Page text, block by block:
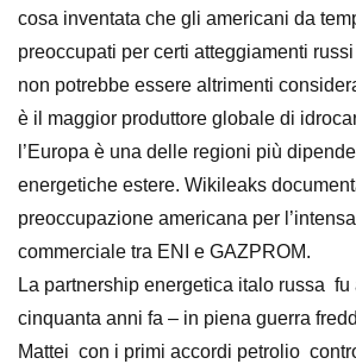
cosa inventata che gli americani da
preoccupati per certi atteggiamenti
non potrebbe essere altrimenti
è il maggior produttore globale di
l’Europa è una delle regioni più
energetiche estere. Wikileaks
preoccupazione americana per
commerciale tra ENI e GAZPROM.
La partnership energetica italo russa fu
cinquanta anni fa – in piena guerra
Mattei con i primi accordi petrolio